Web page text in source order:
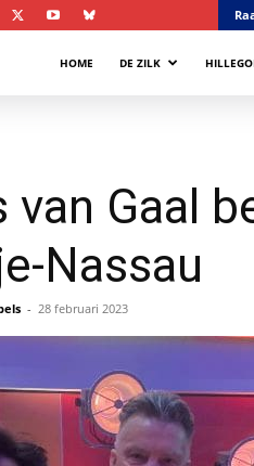
Bollenstreek
HOME DE ZILK
van Gaal
Nassau
- 28 februari 2023